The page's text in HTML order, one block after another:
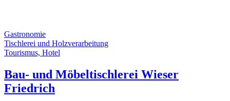
Gastronomie
Tischlerei und Holzverarbeitung
Tourismus, Hotel
Bau- und Möbeltischlerei Wieser
Friedrich